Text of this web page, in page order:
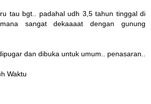
tau bgt.. padahal udh 3,5 tahun tinggal di
sangat dekaaaat dengan gunung
dan dibuka untuk umum.. penasaran..
Waktu